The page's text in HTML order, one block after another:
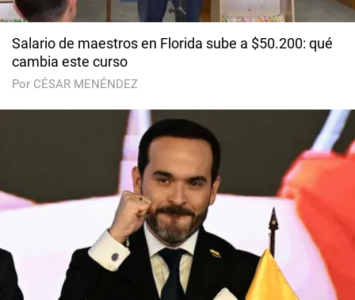
Salario de maestros en Florida sube a $50.200: qué
cambia este curso
Por CÉSAR MENÉNDEZ